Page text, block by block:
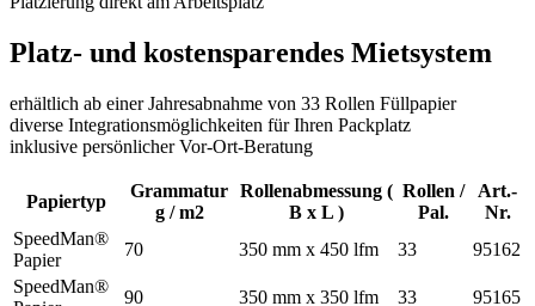
Platz- und kostensparendes Mietsystem
erhältlich ab einer Jahresabnahme von 33 Rollen Füllpapier
diverse Integrationsmöglichkeiten für Ihren Packplatz
inklusive persönlicher Vor-Ort-Beratung
Papiertyp
Grammatur
g / m2
Rollenabmessung (
B x L )
Rollen /
Pal.
Art.-
Nr.
SpeedMan®
Papier
70 350 mm x 450 lfm 33
95162
SpeedMan®
90 350 mm x 350 lfm 33 95165